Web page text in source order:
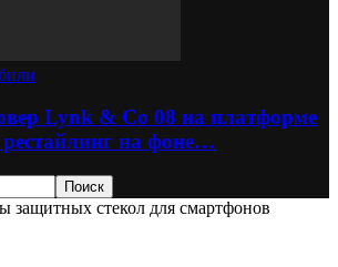
Lynk & Co 08 на платформе
на фоне…
защитных стекол для смартфонов